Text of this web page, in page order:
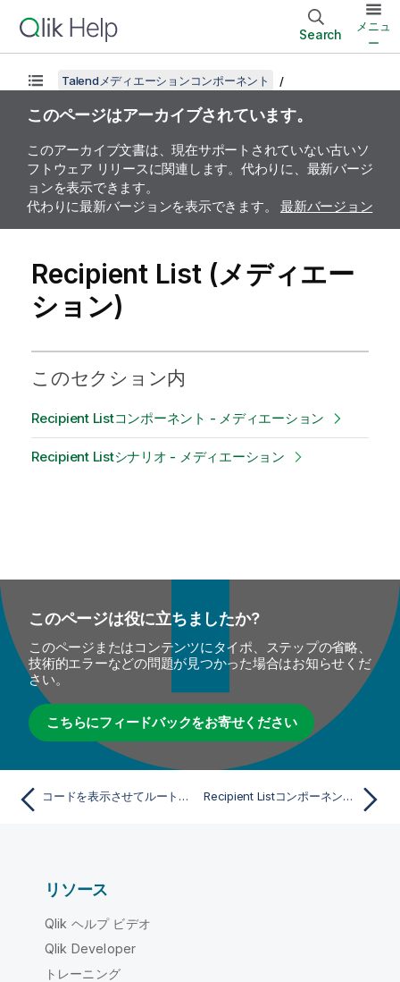
Search
メニュ
ー
Talendメディエーションコンポーネント
このページはアーカイブされています。
このアーカイブ文書は、現在サポートされていない古いソ
フトウェア リリースに関連します。代わりに、最新バージ
ョンを表示できます。
代わりに最新バージョンを表示できます。 最新バージョン
Recipient List (メディエー
ション)
このセクション内
Recipient Listコンポーネント - メディエーション
Recipient Listシナリオ - メディエーション
このページは役に立ちましたか?
このページまたはコンテンツにタイポ、ステップの省略、
技術的エラーなどの問題が見つかった場合はお知らせくだ
さい。
こちらにフィードバックをお寄せください
コードを表示させてルートを実行 Recipient Listコンポーネント - メディエーション
リソース
Qlik ヘルプ ビデオ
Qlik Developer
トレーニング